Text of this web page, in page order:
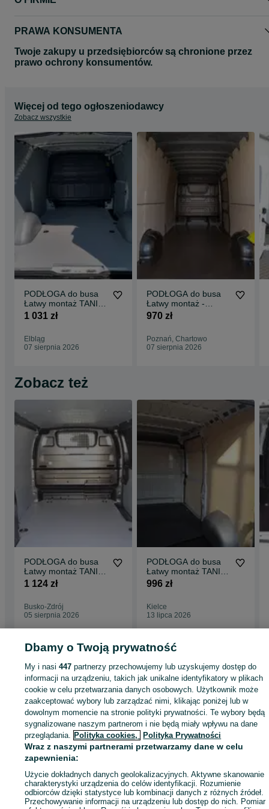
Zapraszamy na nasze pozostałe aukcje gdzie znajda Państwo
Pozdrawiamy
MEDIATRAILER
PRAWA KONSUMENTA
Twoje zakupy u przedsiębiorców są chronione przez
prawo ochrony konsumentów.
Więcej od tego ogłoszeniodawcy
Zobacz wszystkie
PODŁOGA do busa
Łatwy montaż TANIA
WYSYŁKA -
1 031 zł
Elbląg
07 sierpnia 2026
PODŁOGA do busa
Łatwy montaż -
SPRINTER wszystkie
970 zł
Poznań, Chartowo
07 sierpnia 2026
Zobacz też
PODŁOGA do busa
Łatwy montaż TANIA
WYSYŁKA Zabudowa
1 124 zł
Busko-Zdrój
05 sierpnia 2026
PODŁOGA do busa
Łatwy montaż TANIA
WYSYŁKA Zabudowa
996 zł
Kielce
13 lipca 2026
Strona główna Motoryzacja Części samochodowe
Dostawcze i Ciężarowe - Świętokrzyskie
Dostawcze i Ciężarowe -
Wielka
KATEGORIA
ID:596707246 Wyświetlenia:
Zadzwoń / SMS Wyślij wiadomość
Dbamy o Twoją prywatność
My i nasi447 partnerzy przechowujemy lub uzyskujemy dostęp do
informacji na urządzeniu, takich jak unikalne identyfikatory w plikach
cookie w celu przetwarzania danych osobowych. Użytkownik może
zaakceptować wybory lub zarządzać nimi, klikając poniżej lub w
dowolnym momencie na stronie polityki prywatności. Te wybory będą
sygnalizowane naszym partnerom i nie będą miały wpływu na dane
przeglądania. Polityka cookies, Polityka Prywatności
Wraz z naszymi partnerami przetwarzamy dane w celu
zapewnienia:
Użycie dokładnych danych geolokalizacyjnych. Aktywne skanowanie
charakterystyki urządzenia do celów identyfikacji. Rozumienie
odbiorców dzięki statystyce lub kombinacji danych z różnych źródeł.
Przechowywanie informacji na urządzeniu lub dostęp do nich. Pomiar